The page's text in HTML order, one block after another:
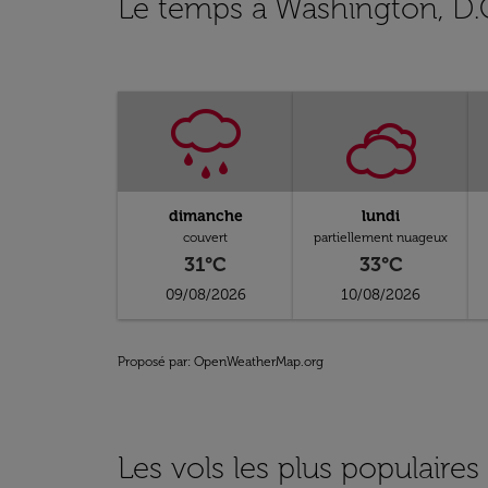
Le temps à Washington,
dimanche
couvert
31°C
09/08/2026
lundi
partiellement nuageux
33°C
10/08/2026
Proposé par: OpenWeatherMap.org
Les vols les plus